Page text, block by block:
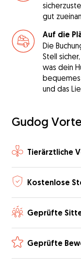
gut
Auf die
Die
Stell
was dein
und das
Gudog
Tierärztliche
Kostenlose
Geprüfte
Geprüfte